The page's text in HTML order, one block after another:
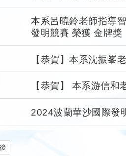
本系呂曉鈴老師指導
發明競賽 榮獲 金牌獎
【恭賀】本系沈振峯
【恭賀】 本系游信
2024波蘭華沙國際發